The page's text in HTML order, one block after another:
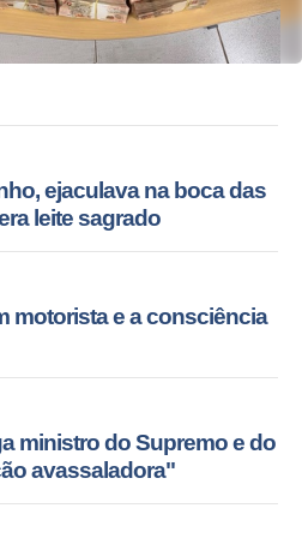
ejaculava na boca das
leite sagrado
motorista e a consciência
ministro do Supremo e do
avassaladora"